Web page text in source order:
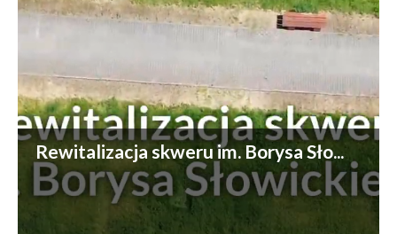
Rewitalizacja skweru im. Borysa Sło...